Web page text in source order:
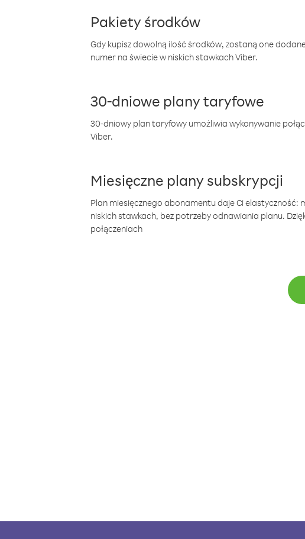
Pakiety środków
Gdy kupisz dowolną ilość środków, zostaną one
numer na świecie w niskich stawkach Viber.
30-dniowe plany taryfowe
30-dniowy plan taryfowy umożliwia wykonywanie
Viber.
Miesięczne plany subskrypcji
Plan miesięcznego abonamentu daje Ci
niskich stawkach, bez potrzeby odnawiania planu.
połączeniach